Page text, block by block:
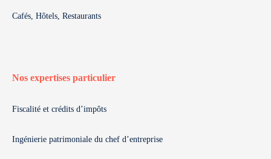
Cafés, Hôtels, Restaurants
Nos expertises particulier
Fiscalité et crédits d’impôts
Ingénierie patrimoniale du chef d’entreprise